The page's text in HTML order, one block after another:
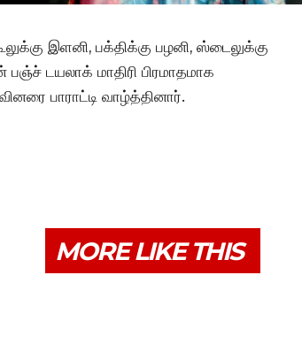
இளனி, பக்திக்கு பழனி, ஸ்டைலுக்கு
டயலாக் மாதிரி பிரமாதமாக
பாராட்டி வாழ்த்தினார்.
MORE LIKE THIS